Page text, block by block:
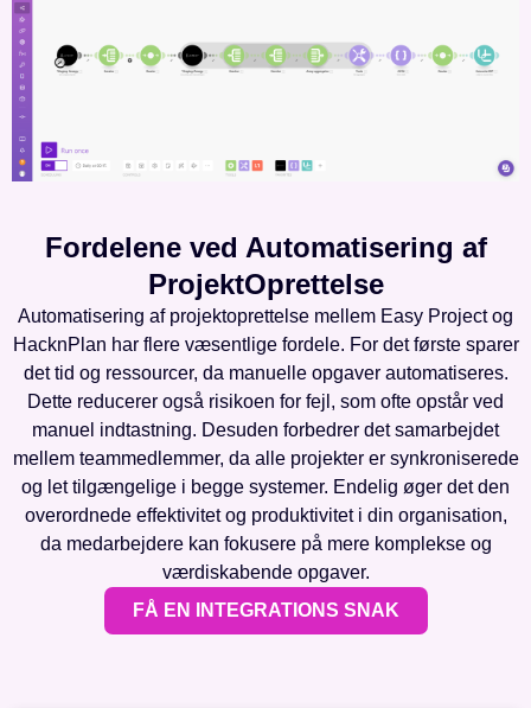
Fordelene ved Automatisering af
ProjektOprettelse
Automatisering af projektoprettelse mellem Easy Project og
HacknPlan har flere væsentlige fordele. For det første sparer
det tid og ressourcer, da manuelle opgaver automatiseres.
Dette reducerer også risikoen for fejl, som ofte opstår ved
manuel indtastning. Desuden forbedrer det samarbejdet
mellem teammedlemmer, da alle projekter er synkroniserede
og let tilgængelige i begge systemer. Endelig øger det den
overordnede effektivitet og produktivitet i din organisation,
da medarbejdere kan fokusere på mere komplekse og
værdiskabende opgaver.
FÅ EN INTEGRATIONS SNAK